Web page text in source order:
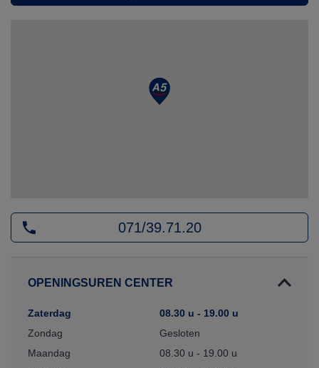
071/39.71.20
OPENINGSUREN CENTER
Zaterdag
08.30 u - 19.00 u
Zondag
Gesloten
Maandag
08.30 u - 19.00 u